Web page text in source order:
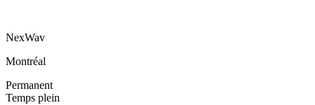
NexWav
Montréal
Permanent
Temps plein